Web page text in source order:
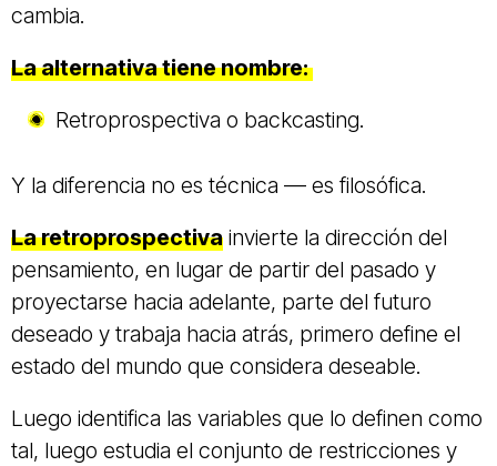
cambia.
La alternativa tiene nombre:
Retroprospectiva o backcasting.
Y la diferencia no es técnica — es filosófica.
La retroprospectiva invierte la dirección del
pensamiento, en lugar de partir del pasado y
proyectarse hacia adelante, parte del futuro
deseado y trabaja hacia atrás, primero define el
estado del mundo que considera deseable.
Luego identifica las variables que lo definen como
tal, luego estudia el conjunto de restricciones y